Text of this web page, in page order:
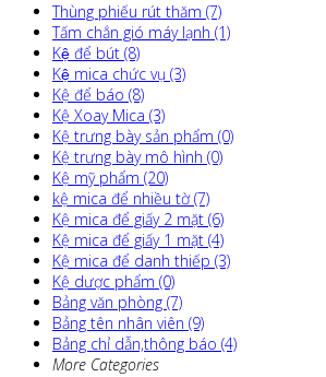
Thùng phiếu rút thăm (7)
Tấm chắn gió máy lạnh (1)
Kệ để bút (8)
Kệ mica chức vụ (3)
Kệ để báo (8)
Kệ Xoay Mica (3)
Kệ trưng bày sản phẩm (0)
Kệ trưng bày mô hình (0)
Kệ mỹ phẩm (20)
kệ mica để nhiều tờ (7)
Kệ mica để giấy 2 mặt (6)
Kệ mica để giấy 1 mặt (4)
Kệ mica để danh thiếp (3)
Kệ dược phẩm (0)
Bảng văn phòng (7)
Bảng tên nhân viên (9)
Bảng chỉ dẫn,thông báo (4)
More Categories